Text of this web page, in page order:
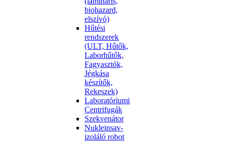
biohazard,
elszívó)
Hűtési
rendszerek
(ULT, Hűtők,
Laborhűtők,
Fagyasztók,
Jégkása
készítők,
Rekeszek)
Laboratóriumi
Centrifugák
Szekvenátor
Nukleinsav-
izoláló robot